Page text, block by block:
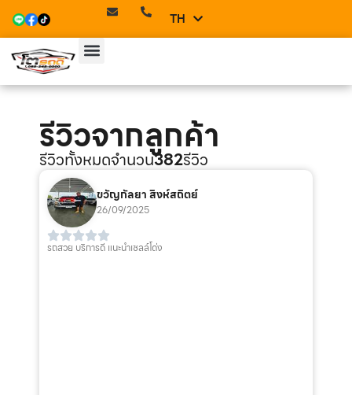
TH
EN
รีวิวจากลูกค้า
รีวิวทั้งหมดจำนวน382รีวิว
ขวัญกัลยา สิงห์สถิตย์
26/09/2025
รถสวย บริการดี แนะนำเซลล์โด่ง